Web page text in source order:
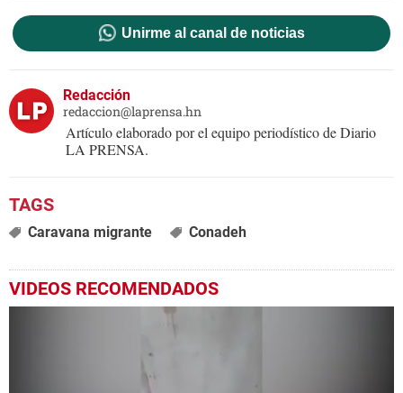
Unirme al canal de noticias
Redacción
redaccion@laprensa.hn
Artículo elaborado por el equipo periodístico de Diario
LA PRENSA.
Caravana migrante Conadeh
VIDEOS RECOMENDADOS